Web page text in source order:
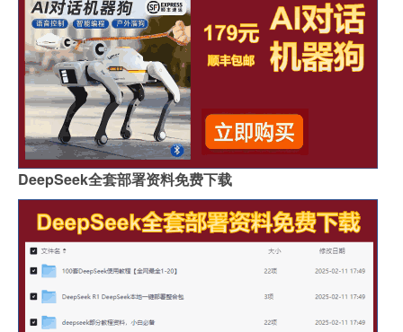
DeepSeek全套部署资料免费下载